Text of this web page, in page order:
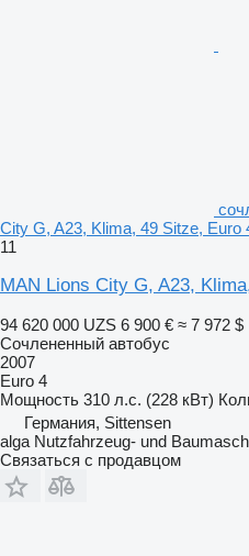
City G, A23, Klima, 49 Sitze, Euro
11
MAN Lions City G, A23,
94 620 000 UZS 6 900 € ≈ 7 972 $
Сочлененный автобус
2007
Euro 4
Мощность 310 л.с. (228 кВт)
Германия, Sittensen
alga Nutzfahrzeug- und
Связаться с продавцом